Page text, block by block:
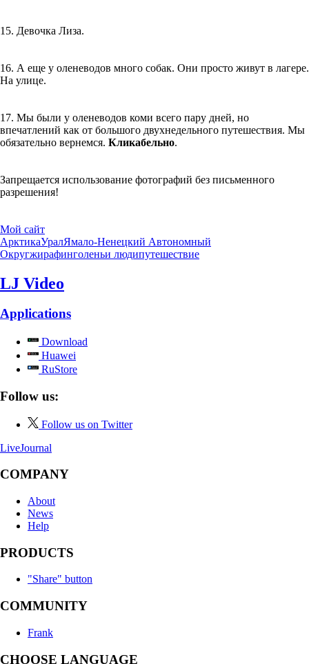
15. Девочка Лиза.
16. А еще у оленеводов много собак. Они просто живут в лагере.
На улице.
17. Мы были у оленеводов коми всего пару дней, но
впечатлений как от большого двухнедельного путешествия. Мы
обязательно вернемся. Кликабельно.
Запрещается использование фотографий без письменного
разрешения!
Мой сайт
АрктикаУралЯмало-Ненецкий Автономный
Округжирафинголеньи людипутешествие
LJ Video
Applications
Download
Huawei
RuStore
Follow us:
Follow us on Twitter
LiveJournal
COMPANY
About
News
Help
PRODUCTS
"Share" button
COMMUNITY
Frank
CHOOSE LANGUAGE